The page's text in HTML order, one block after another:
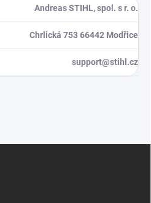
Andreas STIHL, spol. s r. o.
Chrlická 753 66442 Modřice
support@stihl.cz